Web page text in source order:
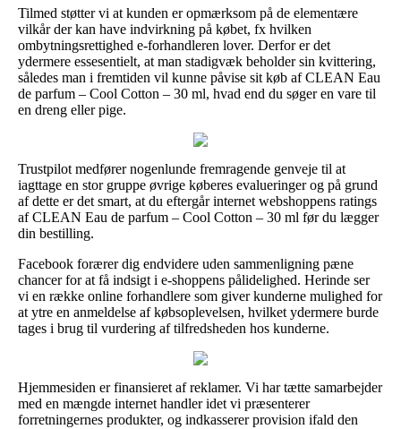
Tilmed støtter vi at kunden er opmærksom på de elementære
vilkår der kan have indvirkning på købet, fx hvilken
ombytningsrettighed e-forhandleren lover. Derfor er det
ydermere essesentielt, at man stadigvæk beholder sin kvittering,
således man i fremtiden vil kunne påvise sit køb af CLEAN Eau
de parfum – Cool Cotton – 30 ml, hvad end du søger en vare til
en dreng eller pige.
Trustpilot medfører nogenlunde fremragende genveje til at
iagttage en stor gruppe øvrige køberes evalueringer og på grund
af dette er det smart, at du eftergår internet webshoppens ratings
af CLEAN Eau de parfum – Cool Cotton – 30 ml før du lægger
din bestilling.
Facebook forærer dig endvidere uden sammenligning pæne
chancer for at få indsigt i e-shoppens pålidelighed. Herinde ser
vi en række online forhandlere som giver kunderne mulighed for
at ytre en anmeldelse af købsoplevelsen, hvilket ydermere burde
tages i brug til vurdering af tilfredsheden hos kunderne.
Hjemmesiden er finansieret af reklamer. Vi har tætte samarbejder
med en mængde internet handler idet vi præsenterer
forretningernes produkter, og indkasserer provision ifald den